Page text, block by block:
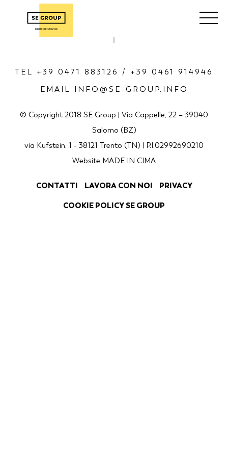
TEL +39 0471 883126 / +39 0461 914946
EMAIL INFO@SE-GROUP.INFO
© Copyright 2018 SE Group | Via Cappelle, 22 – 39040
Salorno (BZ)
via Kufstein, 1 - 38121 Trento (TN) | P.I.02992690210
Website MADE IN CIMA
CONTATTI LAVORA CON NOI PRIVACY
COOKIE POLICY SE GROUP